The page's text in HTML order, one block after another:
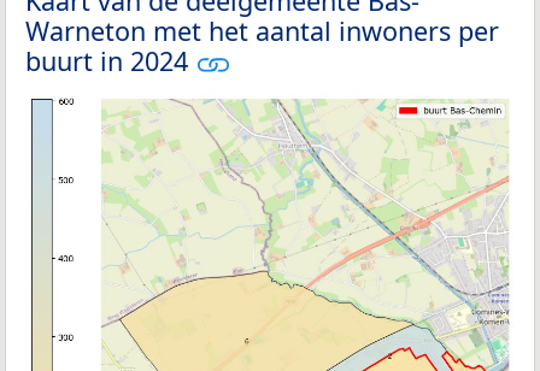
Warneton met het aantal inwoners per
buurt in 2024